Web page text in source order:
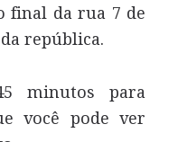
final da rua 7 de
república.
minutos para
você pode ver